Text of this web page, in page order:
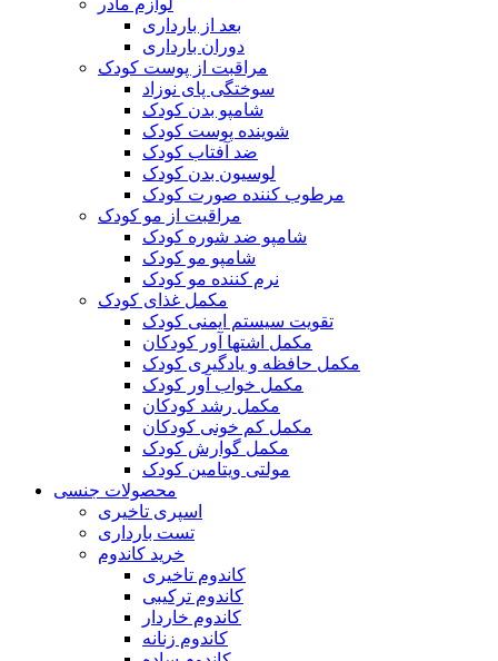
بعد از بارداری
دوران بارداری
مراقبت از پوست کودک
سوختگی پای نوزاد
شامپو بدن کودک
شوینده پوست کودک
ضد آفتاب کودک
لوسیون بدن کودک
مرطوب کننده صورت کودک
مراقبت از مو کودک
شامپو ضد شوره کودک
شامپو مو کودک
نرم کننده مو کودک
مکمل غذای کودک
تقویت سیستم ایمنی کودک
مکمل اشتها آور کودکان
مکمل حافظه و یادگیری کودک
مکمل خواب آور کودک
مکمل رشد کودکان
مکمل کم خونی کودکان
مکمل گوارش کودک
مولتی ویتامین کودک
محصولات جنسی
اسپری تاخیری
تست بارداری
خرید کاندوم
کاندوم تاخیری
کاندوم ترکیبی
کاندوم خاردار
کاندوم زنانه